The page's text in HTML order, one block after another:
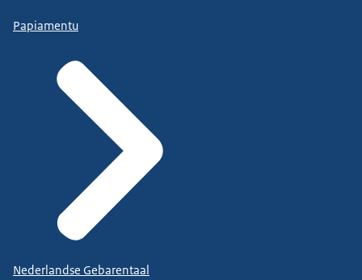
Papiamentu
Nederlandse Gebarentaal